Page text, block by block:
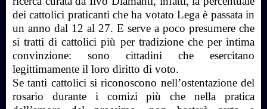
dei cattolici praticanti che ha votato Lega è passata in
un anno dal 12 al 27. E serve a poco presumere che
si tratti di cattolici più per tradizione che per intima
convinzione: sono cittadini che esercitano
legittimamente il loro diritto di voto.
Se tanti cattolici si riconoscono nell’ostentazione del
rosario durante i comizi più che nella pratica